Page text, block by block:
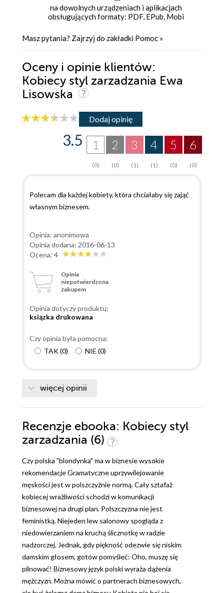
na dowolnych urządzeniach i aplikacjach
obsługujących formaty: PDF, EPub, Mobi
Masz pytania? Zajrzyj do zakładki Pomoc »
Oceny i opinie klientów:
Kobiecy styl zarzadzania Ewa
Lisowska
Dodaj opinię
6
(0)
5
(0)
4
(1)
3
(1)
2
(0)
1
(0)
3.5
Polecam dla każdej kobiety, która chciałaby się zająć
własnym biznesem.
Opinia: anonimowa
Opinia dodana: 2016-06-13
Ocena: 4
Opinia
niepotwierdzona
zakupem
Opinia dotyczy produktu:
ksiązka drukowana
Czy opinia była pomocna:
TAK(0) NIE (0)
więcej opinii
Recenzje ebooka: Kobiecy styl
zarzadzania (6)
Czy polska "blondynka" ma w biznesie wysokie
rekomendacje Gramatyczne uprzywilejowanie
męskości jest w polszczyźnie normą. Cały sztafaż
kobiecej wrażliwości schodzi w komunikacji
biznesowej na drugi plan. Polszczyzna nie jest
feministką. Niejeden lew salonowy spogląda z
niedowierzaniem na kruchą ślicznotkę w radzie
nadzorczej. Jednak, gdy piękność odezwie się niskim
damskim głosem, gotów pomyśleć: Oho, muszę się
pilnować! Biznesowy język polski wyraża dążenia
mężczyzn. Można mówić o partnerach biznesowych,